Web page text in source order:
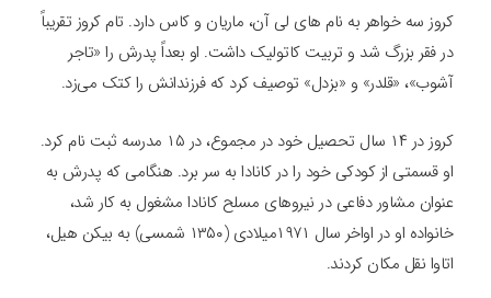
کروز سه خواهر به نام ‌های لی آن، ماریان و کاس دارد. تام کروز تقریباً
در فقر بزرگ شد و تربیت کاتولیک داشت. او بعداً پدرش را «تاجر
آشوب»، «قلدر» و «بزدل» توصیف کرد که فرزندانش را کتک می‌زد.
کروز در ۱۴ سال تحصیل خود در مجموع، در ۱۵ مدرسه ثبت نام کرد.
او قسمتی از کودکی خود را در کانادا به سر برد. هنگامی که پدرش به
عنوان مشاور دفاعی در نیروهای مسلح کانادا مشغول به کار شد،
خانواده او در اواخر سال ۱۹۷۱میلادی (۱۳۵۰ شمسی) به بیکن هیل،
اتاوا نقل مکان کردند.